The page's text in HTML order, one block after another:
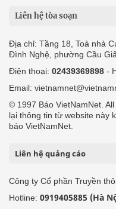
Liên hệ tòa soạn
Địa chỉ: Tầng 18, Toà nhà
Đình Nghệ, phường Cầu
Điện thoại: 02439369898 -
Email:
© 1997 Báo VietNamNet.
lại thông tin từ website này
báo VietNamNet.
Liên hệ quảng cáo
Công ty Cổ phần Truyền
Hotline: 0919405885 (Hà